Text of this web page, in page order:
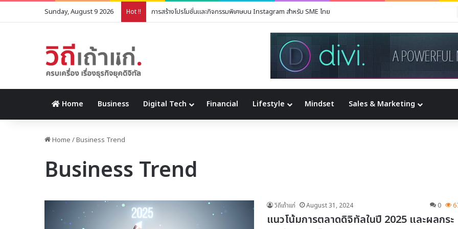
Sunday, August 9 2026 Hot !! การสร้างโปรโมชั่นและกิจกรรมพิเศษบน Instagram สำหรับ SME ไทย
Home Business Digital Tech Financial Lifestyle Mindset Sales & Marketing
Home /Business Trend
Business Trend
วิถีเถ้าแก่ August 31, 2024 0
แนวโน้มการตลาดดิจิทัลในปี 2025 และผลกระ